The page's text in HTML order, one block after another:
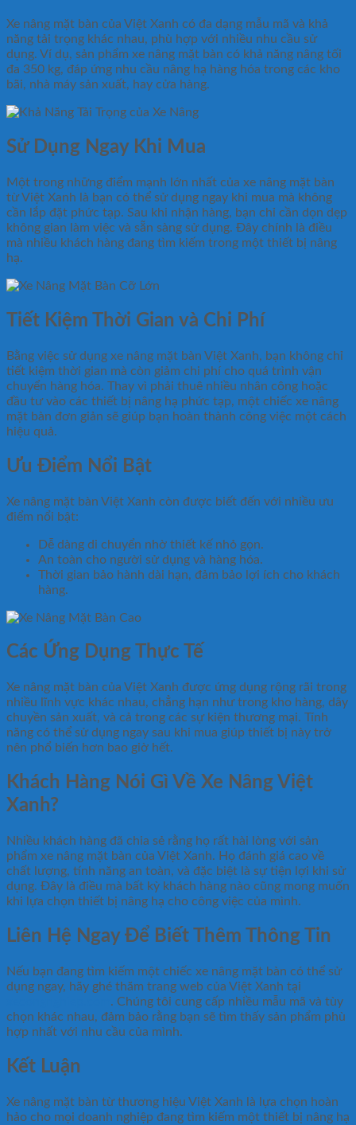
Xe nâng mặt bàn của Việt Xanh có đa dạng mẫu mã và khả
năng tải trọng khác nhau, phù hợp với nhiều nhu cầu sử
dụng. Ví dụ, sản phẩm xe nâng mặt bàn có khả năng nâng tối
đa 350 kg, đáp ứng nhu cầu nâng hạ hàng hóa trong các kho
bãi, nhà máy sản xuất, hay cửa hàng.
Sử Dụng Ngay Khi Mua
Một trong những điểm mạnh lớn nhất của xe nâng mặt bàn
từ Việt Xanh là bạn có thể sử dụng ngay khi mua mà không
cần lắp đặt phức tạp. Sau khi nhận hàng, bạn chỉ cần dọn dẹp
không gian làm việc và sẵn sàng sử dụng. Đây chính là điều
mà nhiều khách hàng đang tìm kiếm trong một thiết bị nâng
hạ.
Tiết Kiệm Thời Gian và Chi Phí
Bằng việc sử dụng xe nâng mặt bàn Việt Xanh, bạn không chỉ
tiết kiệm thời gian mà còn giảm chi phí cho quá trình vận
chuyển hàng hóa. Thay vì phải thuê nhiều nhân công hoặc
đầu tư vào các thiết bị nâng hạ phức tạp, một chiếc xe nâng
mặt bàn đơn giản sẽ giúp bạn hoàn thành công việc một cách
hiệu quả.
Ưu Điểm Nổi Bật
Xe nâng mặt bàn Việt Xanh còn được biết đến với nhiều ưu
điểm nổi bật:
Dễ dàng di chuyển nhờ thiết kế nhỏ gọn.
An toàn cho người sử dụng và hàng hóa.
Thời gian bảo hành dài hạn, đảm bảo lợi ích cho khách
hàng.
Các Ứng Dụng Thực Tế
Xe nâng mặt bàn của Việt Xanh được ứng dụng rộng rãi trong
nhiều lĩnh vực khác nhau, chẳng hạn như trong kho hàng, dây
chuyền sản xuất, và cả trong các sự kiện thương mại. Tính
năng có thể sử dụng ngay sau khi mua giúp thiết bị này trở
nên phổ biến hơn bao giờ hết.
Khách Hàng Nói Gì Về Xe Nâng Việt
Xanh?
Nhiều khách hàng đã chia sẻ rằng họ rất hài lòng với sản
phẩm xe nâng mặt bàn của Việt Xanh. Họ đánh giá cao về
chất lượng, tính năng an toàn, và đặc biệt là sự tiện lợi khi sử
dụng. Đây là điều mà bất kỳ khách hàng nào cũng mong muốn
khi lựa chọn thiết bị nâng hạ cho công việc của mình.
Liên Hệ Ngay Để Biết Thêm Thông Tin
Nếu bạn đang tìm kiếm một chiếc xe nâng mặt bàn có thể sử
dụng ngay, hãy ghé thăm trang web của Việt Xanh tại
. Chúng tôi cung cấp nhiều mẫu mã và tùy
chọn khác nhau, đảm bảo rằng bạn sẽ tìm thấy sản phẩm phù
hợp nhất với nhu cầu của mình.
Kết Luận
Xe nâng mặt bàn từ thương hiệu Việt Xanh là lựa chọn hoàn
hảo cho mọi doanh nghiệp đang tìm kiếm một thiết bị nâng hạ